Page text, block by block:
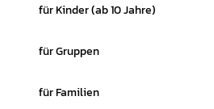
für Kinder (ab 10 Jahre)
für Gruppen
für Familien